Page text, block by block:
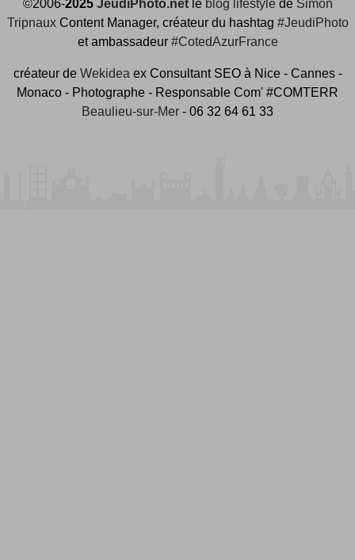
©2006-2025 JeudiPhoto.netle blog lifestylede Simon
TripnauxContent Manager, créateur du hashtag #JeudiPhoto
et ambassadeur #CotedAzurFrance
créateur de Wekidea ex Consultant SEO à Nice - Cannes -
Monaco - Photographe - Responsable Com' #COMTERR
Beaulieu-sur-Mer - 06 32 64 61 33